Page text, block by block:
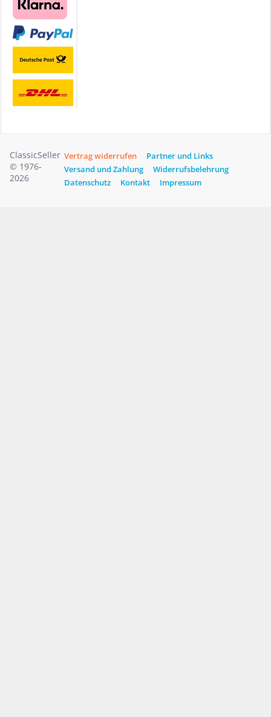
ClassicSeller
© 1976-
2026
Vertrag widerrufen
Partner und Links
Versand und Zahlung
Widerrufsbelehrung
Datenschutz
Kontakt Impressum